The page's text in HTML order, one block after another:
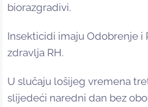
biorazgradivi.
Insekticidi imaju Odobrenje i
zdravlja RH.
U slučaju lošijeg vremena
slijedeći naredni dan bez